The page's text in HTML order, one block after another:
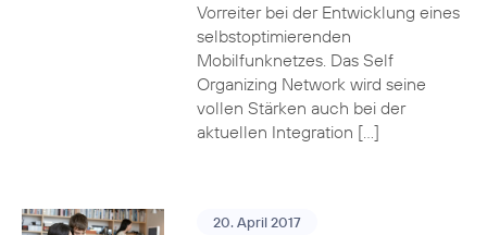
Vorreiter bei der Entwicklung eines
selbstoptimierenden
Mobilfunknetzes. Das Self
Organizing Network wird seine
vollen Stärken auch bei der
aktuellen Integration […]
20. April 2017